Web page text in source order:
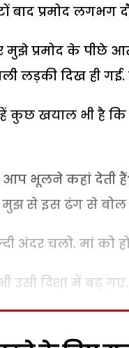
प्रमोद लगभग
मुझे प्रमोद के
लड़की दिख ही गई.
खयाल भी है कि
आप भूलने कहां देती
मुझ से इस ढंग से बोल
अंदर चलो. मां को
उसी दिशा में बढ़